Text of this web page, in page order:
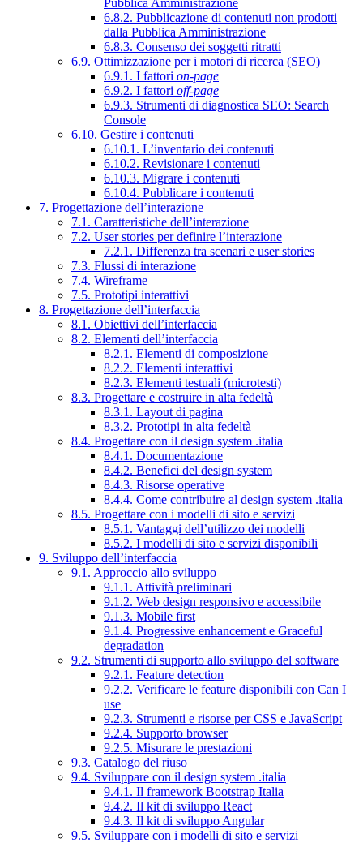
6.8.2. Pubblicazione di contenuti non prodotti
dalla Pubblica Amministrazione
6.8.3. Consenso dei soggetti ritratti
6.9. Ottimizzazione per i motori di ricerca (SEO)
6.9.1. I fattori on-page
6.9.2. I fattori off-page
6.9.3. Strumenti di diagnostica SEO: Search
Console
6.10. Gestire i contenuti
6.10.1. L’inventario dei contenuti
6.10.2. Revisionare i contenuti
6.10.3. Migrare i contenuti
6.10.4. Pubblicare i contenuti
7. Progettazione dell’interazione
7.1. Caratteristiche dell’interazione
7.2. User stories per definire l’interazione
7.2.1. Differenza tra scenari e user stories
7.3. Flussi di interazione
7.4. Wireframe
7.5. Prototipi interattivi
8. Progettazione dell’interfaccia
8.1. Obiettivi dell’interfaccia
8.2. Elementi dell’interfaccia
8.2.1. Elementi di composizione
8.2.2. Elementi interattivi
8.2.3. Elementi testuali (microtesti)
8.3. Progettare e costruire in alta fedeltà
8.3.1. Layout di pagina
8.3.2. Prototipi in alta fedeltà
8.4. Progettare con il design system .italia
8.4.1. Documentazione
8.4.2. Benefici del design system
8.4.3. Risorse operative
8.4.4. Come contribuire al design system .italia
8.5. Progettare con i modelli di sito e servizi
8.5.1. Vantaggi dell’utilizzo dei modelli
8.5.2. I modelli di sito e servizi disponibili
9. Sviluppo dell’interfaccia
9.1. Approccio allo sviluppo
9.1.1. Attività preliminari
9.1.2. Web design responsivo e accessibile
9.1.3. Mobile first
9.1.4. Progressive enhancement e Graceful
degradation
9.2. Strumenti di supporto allo sviluppo del software
9.2.1. Feature detection
9.2.2. Verificare le feature disponibili con Can I
use
9.2.3. Strumenti e risorse per CSS e JavaScript
9.2.4. Supporto browser
9.2.5. Misurare le prestazioni
9.3. Catalogo del riuso
9.4. Sviluppare con il design system .italia
9.4.1. Il framework Bootstrap Italia
9.4.2. Il kit di sviluppo React
9.4.3. Il kit di sviluppo Angular
9.5. Sviluppare con i modelli di sito e servizi